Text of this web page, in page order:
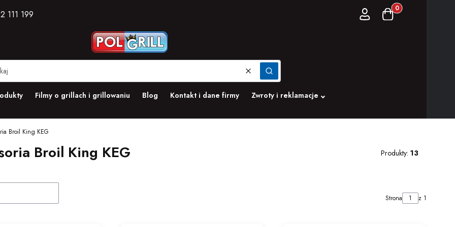
111 199 Zaloguj sięProdukty w
Koszyk
WyczyśćSzukaj
Filmy o grillach i grillowaniu Blog Kontakt i dane firmy Zwroty i reklamacje
Broil King KEG
Broil King KEG Produkty: 13
Strona z 1